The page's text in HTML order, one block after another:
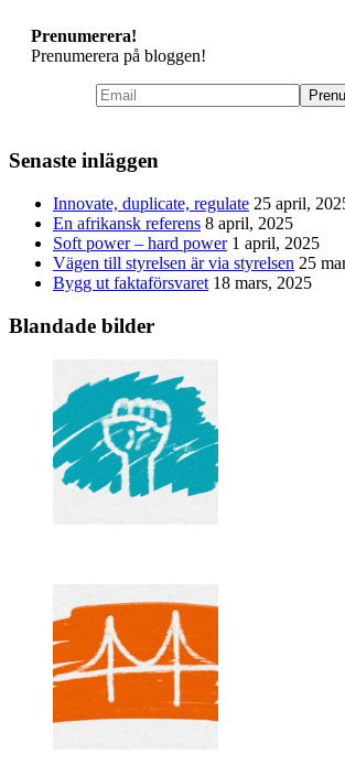
Prenumerera!
Prenumerera på bloggen!
Senaste inläggen
Innovate, duplicate, regulate 25 april,
En afrikansk referens 8 april, 2025
Soft power – hard power 1 april, 2025
Vägen till styrelsen är via styrelsen 25
Bygg ut faktaförsvaret 18 mars, 2025
Blandade bilder